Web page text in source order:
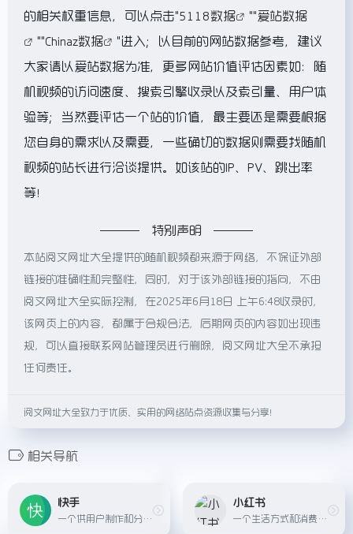
的相关权重信息，可以点击"5118数据 ""爱站数据
""Chinaz数据
"进入；以目前的网站数据参考，建议
大家请以爱站数据为准，更多网站价值评估因素如：随
机视频的访问速度、搜索引擎收录以及索引量、用户体
验等；当然要评估一个站的价值，最主要还是需要根据
您自身的需求以及需要，一些确切的数据则需要找随机
视频的站长进行洽谈提供。如该站的IP、PV、跳出率
等！
特别声明
本站阅文网址大全提供的随机视频都来源于网络，不保证外部
链接的准确性和完整性，同时，对于该外部链接的指向，不由
阅文网址大全实际控制，在2025年6月18日 上午6:48收录时，
该网页上的内容，都属于合规合法，后期网页的内容如出现违
规，可以直接联系网站管理员进行删除，阅文网址大全不承担
任何责任。
阅文网址大全致力于优质、实用的网络站点资源收集与分享！
相关导航
快手
一个供用户制作和分享短视频的平台
小红书
一个生活方式和消费决策平台，用户可以上传和分享短视频